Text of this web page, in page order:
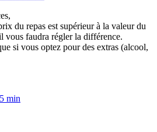
du repas est supérieur à la valeur du
vous faudra régler la différence.
si vous optez pour des extras (alcool,
min